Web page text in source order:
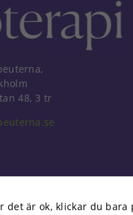
48, 3 tr
det är ok, klickar du